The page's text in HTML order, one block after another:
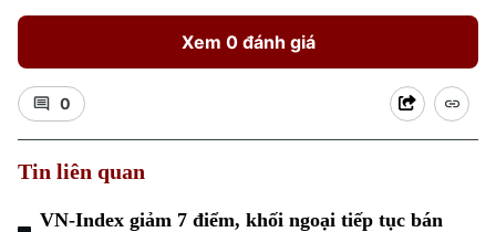
Xem 0 đánh giá
0
Tin liên quan
VN-Index giảm 7 điểm, khối ngoại tiếp tục bán